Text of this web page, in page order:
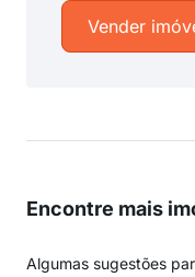
Vender
Encontre mais
Algumas sugestões